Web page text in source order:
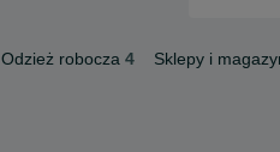
Odzież robocza 4 Sklepy i